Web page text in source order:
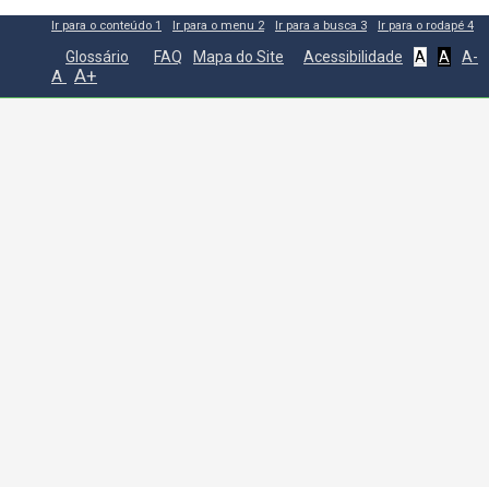
Ir para o conteúdo 1 Ir para o menu 2 Ir para a busca 3 Ir para o rodapé 4
Glossário FAQ Mapa do Site Acessibilidade A A A-
A A+